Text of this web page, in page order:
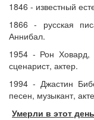
1846 - известный
1866 - русская
Аннибал.
1954 - Рон Ховард,
сценарист, актер.
1994 - Джастин
песен, музыкант,
Умерли в этот день